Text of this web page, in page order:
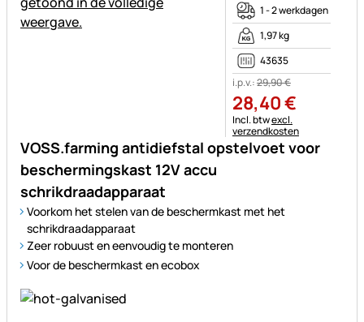
VOSS.farming antidiefstal opstelvoet voor
beschermingskast 12V accu
schrikdraadapparaat
Voorkom het stelen van de beschermkast met het
schrikdraadapparaat
Zeer robuust en eenvoudig te monteren
Voor de beschermkast en ecobox
1 - 2 werkdagen
1,97 kg
43635
i.p.v.:29,90€
28,40€
Belastinginformatie:
Incl. btwexcl.
verzendkosten